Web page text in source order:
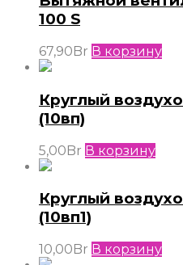
100 S
67,90Br В корзину
Круглый
(10вп)
5,00Br В корзину
Круглый
(10вп1)
10,00Br В корзину